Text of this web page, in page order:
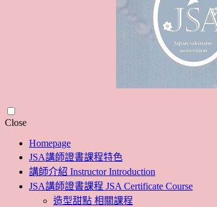
CloseSkip
content
Homepage
JSA講師證書課程特色
講師介紹 Instructor Introduction
JSA講師證書課程 JSA Certificate Course
造型甜點 相關課程